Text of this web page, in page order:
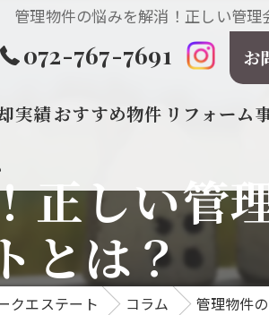
管理物件の悩みを解消！正しい管
072-767-7691 お
実績おすすめ物件 リフォーム
正しい管
トとは？
クエステート コラム 管理物件